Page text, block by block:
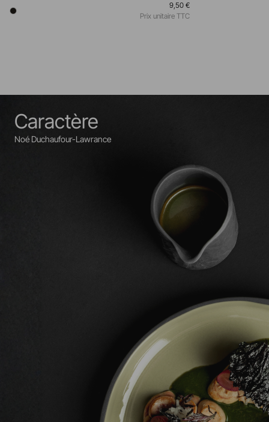
9,50 €
Prix unitaire TTC
Caractère
Noé Duchaufour-Lawrance